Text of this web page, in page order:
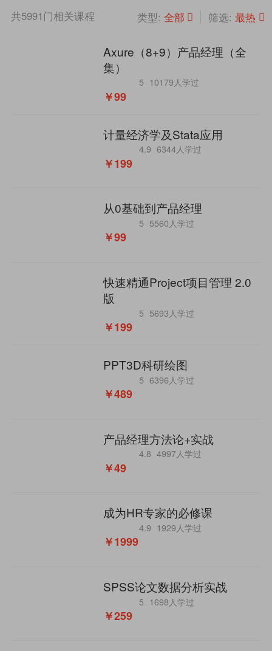
共5991门相关课程 类型: 全部 筛选: 最热
Axure（8+9）产品经理（全
集）
5 10179人学过
￥99
计量经济学及Stata应用
4.9 6344人学过
￥199
从0基础到产品经理
5 5560人学过
￥99
快速精通Project项目管理 2.0
版
5 5693人学过
￥199
PPT3D科研绘图
5 6396人学过
￥489
产品经理方法论+实战
4.8 4997人学过
￥49
成为HR专家的必修课
4.9 1929人学过
￥1999
SPSS论文数据分析实战
5 1698人学过
￥259